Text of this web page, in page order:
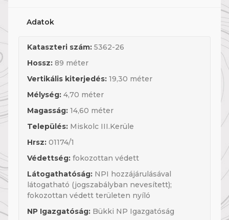
Adatok
Kataszteri szám: 5362-26
Hossz: 89 méter
Vertikális kiterjedés: 19,30 méter
Mélység: 4,70 méter
Magasság: 14,60 méter
Település: Miskolc III.Kerüle
Hrsz: 01174/1
Védettség: fokozottan védett
Látogathatóság: NPI hozzájárulásával
látogatható (jogszabályban nevesített);
fokozottan védett területen nyíló
NP Igazgatóság: Bükki NP Igazgatóság